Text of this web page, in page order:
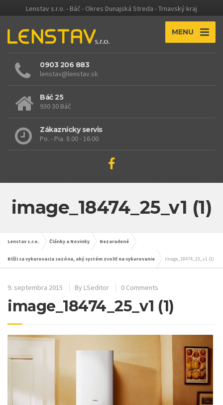
Lenstav s.r.o. - Báč - Okres Dunajská Streda - Trnavský kraj
MENU
0903 206 883
lenstav@lenstav.sk
Báč 25
930 30 Báč
Zákaznícky servis
Po. - Pia. 8.00 - 16.00
image_18474_25_v1 (1)
Lenstav s.r.o. Články a Novinky Nezaradené
Blíži sa vykurovacia sezóna, aký systém zvoliť na vykurovanie image_18474_25_v1 (1)
9. septembra 2015 By LSeditor 0 Comments
image_18474_25_v1 (1)